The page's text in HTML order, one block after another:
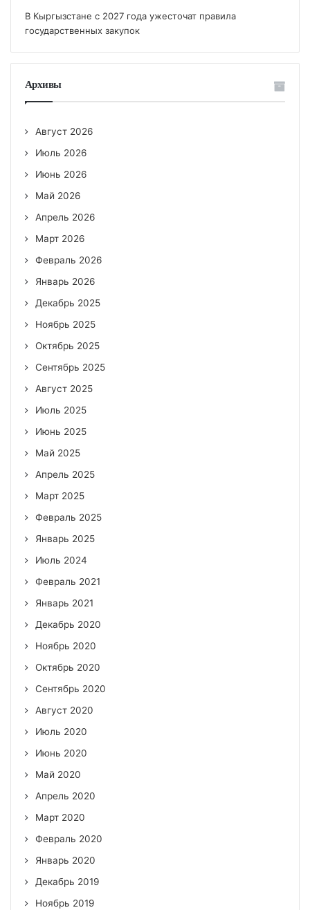
В Кыргызстане с 2027 года ужесточат правила
государственных закупок
Архивы
Август 2026
Июль 2026
Июнь 2026
Май 2026
Апрель 2026
Март 2026
Февраль 2026
Январь 2026
Декабрь 2025
Ноябрь 2025
Октябрь 2025
Сентябрь 2025
Август 2025
Июль 2025
Июнь 2025
Май 2025
Апрель 2025
Март 2025
Февраль 2025
Январь 2025
Июль 2024
Февраль 2021
Январь 2021
Декабрь 2020
Ноябрь 2020
Октябрь 2020
Сентябрь 2020
Август 2020
Июль 2020
Июнь 2020
Май 2020
Апрель 2020
Март 2020
Февраль 2020
Январь 2020
Декабрь 2019
Ноябрь 2019